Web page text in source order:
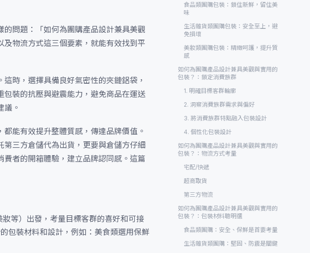
問題：「如何為團購產品設計兼具美觀
物流方式這三個要素，就能有效找到平
時，選擇具備良好氣密性的夾鏈鋁袋，
裝的抗壓與避震能力，避免商品在運送
議。
能有效提升整體質感，傳達品牌價值。
三方倉儲代為出貨，更要與倉儲方仔細
者的開箱體驗，建立品牌認同感。這篇
等）出發，考量目標客群的喜好和可接
包裝材料和設計，例如：美食類選用保鮮
食品類團購包裝：鎖住新鮮，留住美
味
生活雜貨類團購包裝：安全至上，避
免損壞
美妝類團購包裝：精緻呵護，提升質
感
如何為團購產品設計兼具美觀與實用的
包裝？：鎖定消費族群
1. 明確目標客群輪廓
2. 洞察消費族群需求與偏好
3. 將消費族群特點融入包裝設計
4. 個性化包裝設計
如何為團購產品設計兼具美觀與實用的
包裝？：物流方式考量
宅配/快遞
超商取貨
第三方物流
如何為團購產品設計兼具美觀與實用的
包裝？：包裝材料聰明選
食品類團購：安全、保鮮是首要考量
生活雜貨類團購：堅固、防震是關鍵